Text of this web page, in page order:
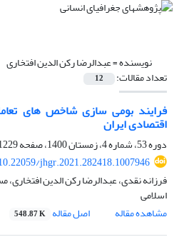
نویسنده =عبدالرضا رکن الدین افتخاری
تعداد مقالات: 12
فرایند بومی‏ سازی شاخص ‏های
اقتصادی ایران
دوره 53، شماره 4، زمستان 1400، صفحه
1247
jhgr.2021.282418.1007946
فرزانه نقدی، عبدالرضا رکن الدین
اسلامی
مشاهده مقاله
اصل مقاله 548.87 K